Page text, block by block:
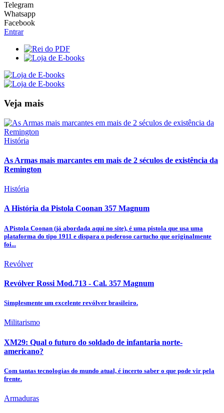
Telegram
Whatsapp
Facebook
Entrar
Veja mais
História
As Armas mais marcantes em mais de 2 séculos de existência da
Remington
História
A História da Pistola Coonan 357 Magnum
A Pistola Coonan (já abordada aqui no site), é uma pistola que usa uma
plataforma do tipo 1911 e dispara o poderoso cartucho que originalmente
foi...
Revólver
Revólver Rossi Mod.713 - Cal. 357 Magnum
Simplesmente um excelente revólver brasileiro.
Militarismo
XM29: Qual o futuro do soldado de infantaria norte-
americano?
Com tantas tecnologias do mundo atual, é incerto saber o que pode vir pela
frente.
Armaduras